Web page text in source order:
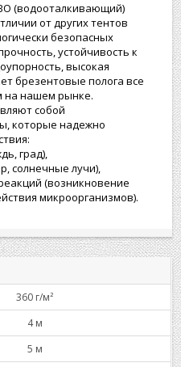
(водооталкивающий)
от других тентов
безопасных
устойчивость к
высокая
брезентовые полога все
на нашем рынке.
собой
которые надежно
град),
солнечные лучи),
(возникновение
микроорганизмов).
360 г/м²
4 м
5 м